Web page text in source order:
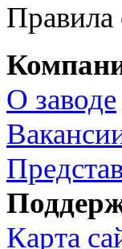
О заводе
Карта